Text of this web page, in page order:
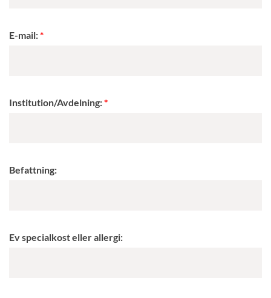
E-mail:
Institution/Avdelning:
Befattning:
Ev specialkost eller allergi: